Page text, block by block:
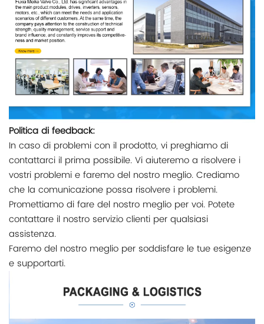
Politica di feedback:
In caso di problemi con il prodotto, vi preghiamo di
contattarci il prima possibile. Vi aiuteremo a risolvere i
vostri problemi e faremo del nostro meglio. Crediamo
che la comunicazione possa risolvere i problemi.
Promettiamo di fare del nostro meglio per voi. Potete
contattare il nostro servizio clienti per qualsiasi
assistenza.
Faremo del nostro meglio per soddisfare le tue esigenze
e supportarti.